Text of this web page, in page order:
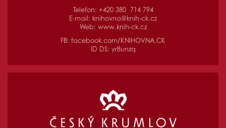
Telefon: +420 380 714 794
E-mail: knihovna@knih-ck.cz
Web: www.knih-ck.cz
FB: facebook.com/KNIHOVNA.CK
ID DS: yr8unzq